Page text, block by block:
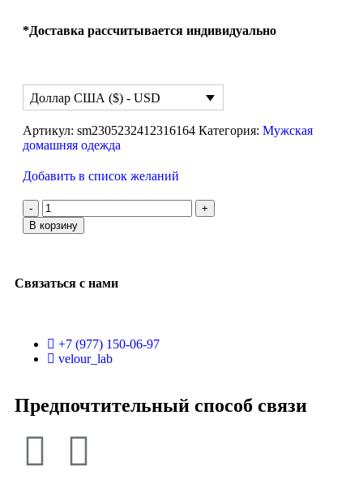
*Доставка рассчитывается индивидуально
Доллар США ($) - USD
Артикул: sm2305232412316164 Категория: Мужская
домашняя одежда
Добавить в список желаний
В корзину
Связаться с нами
+7 (977) 150-06-97
velour_lab
Предпочтительный способ связи